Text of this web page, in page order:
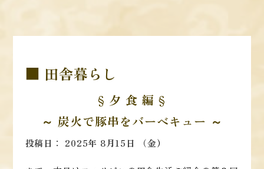
■ 田舎暮らし
§ 夕 食 編 §
～ 炭火で豚串をバーベキュー ～
投稿日： 2025年 8月15日 （金）